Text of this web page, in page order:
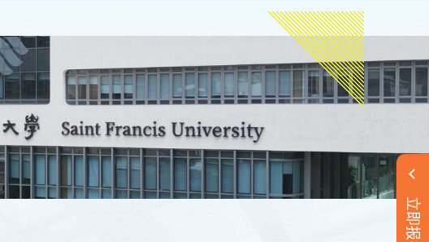
立即报名